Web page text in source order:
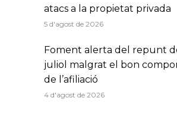
atacs a la propietat privada
5 d'agost de 2026
Foment alerta del repunt
juliol malgrat el bon
de l’afiliació
4 d'agost de 2026